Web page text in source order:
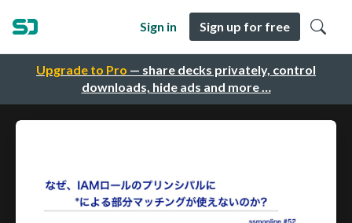
Upgrade to Pro — share decks privately, control
downloads, hide ads and more …
Sign in Sign up for free